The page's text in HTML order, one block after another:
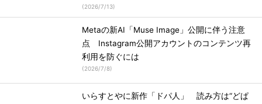
(2026/7/13)
Metaの新AI「Muse Image」公開に伴う注意
点 Instagram公開アカウントのコンテンツ再
利用を防ぐには
(2026/7/8)
いらすとやに新作「ドパ人」 読み方は“どぱ